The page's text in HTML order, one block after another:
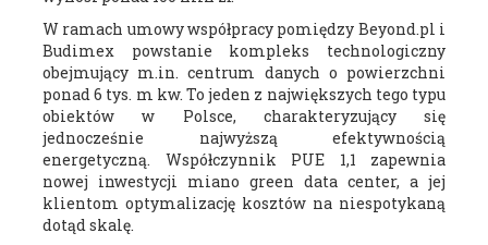
W ramach umowy współpracy pomiędzy Beyond.pl i
Budimex powstanie kompleks technologiczny
obejmujący m.in. centrum danych o powierzchni
ponad 6 tys. m kw. To jeden z największych tego typu
obiektów w Polsce, charakteryzujący się
jednocześnie najwyższą efektywnością
energetyczną. Współczynnik PUE 1,1 zapewnia
nowej inwestycji miano green data center, a jej
klientom optymalizację kosztów na niespotykaną
dotąd skalę.